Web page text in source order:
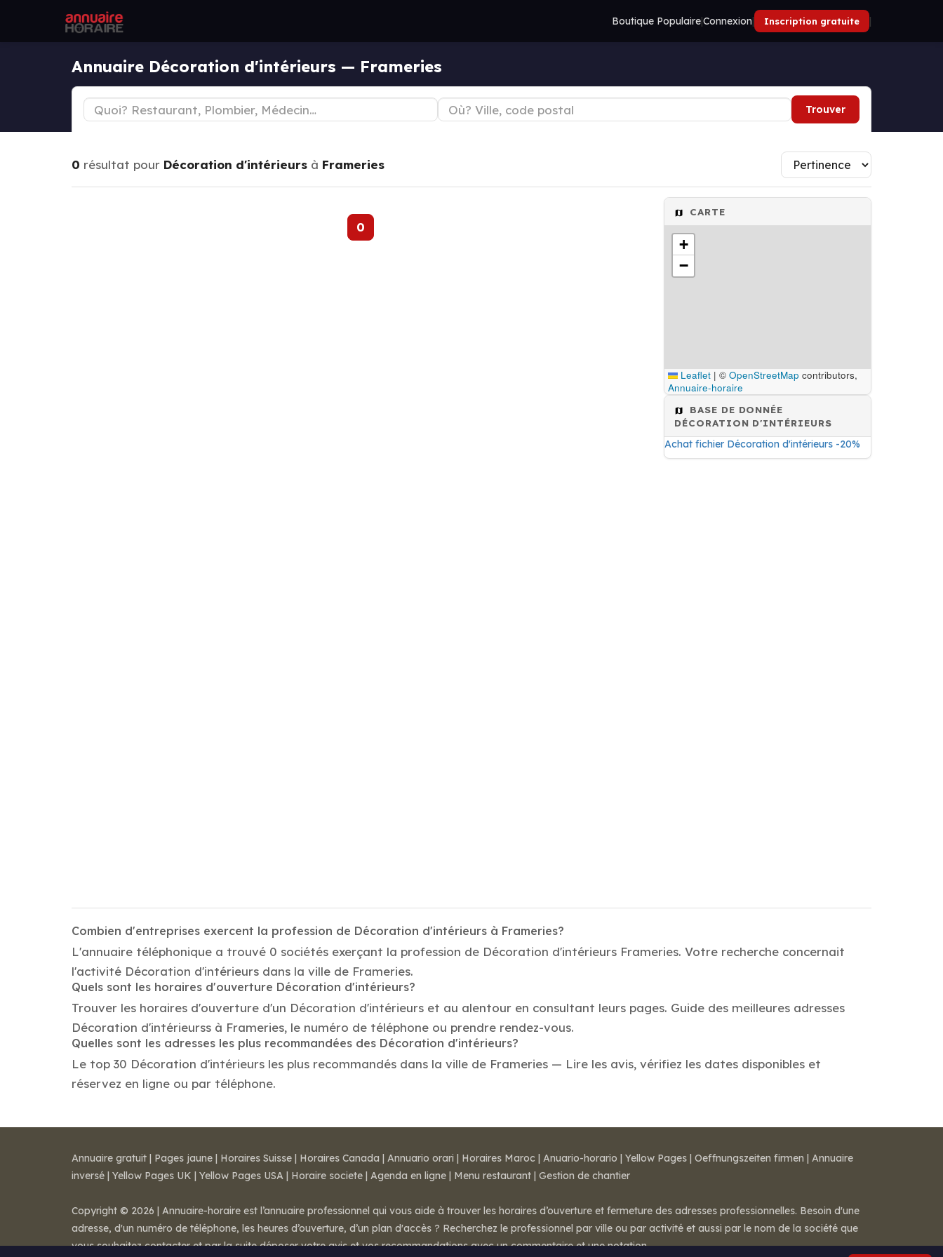
Boutique Populaire|Connexion| Inscription gratuite |
Annuaire Décoration d'intérieurs — Frameries
Trouver
0 résultat pour Décoration d'intérieurs à Frameries
0
CARTE
+
−
Leaflet | © OpenStreetMap contributors,
Annuaire-horaire
BASE DE DONNÉE
DÉCORATION D'INTÉRIEURS
Achat fichier Décoration d'intérieurs -20%
Combien d'entreprises exercent la profession de Décoration d'intérieurs à Frameries?
L'annuaire téléphonique a trouvé 0 sociétés exerçant la profession de Décoration d'intérieurs Frameries. Votre recherche concernait
l'activité Décoration d'intérieurs dans la ville de Frameries.
Quels sont les horaires d'ouverture Décoration d'intérieurs?
Trouver les horaires d'ouverture d'un Décoration d'intérieurs et au alentour en consultant leurs pages. Guide des meilleures adresses
Décoration d'intérieurss à Frameries, le numéro de téléphone ou prendre rendez-vous.
Quelles sont les adresses les plus recommandées des Décoration d'intérieurs?
Le top 30 Décoration d'intérieurs les plus recommandés dans la ville de Frameries — Lire les avis, vérifiez les dates disponibles et
réservez en ligne ou par téléphone.
Annuaire gratuit | Pages jaune | Horaires Suisse | Horaires Canada | Annuario orari | Horaires Maroc | Anuario-horario | Yellow Pages | Oeffnungszeiten firmen | Annuaire
inversé | Yellow Pages UK | Yellow Pages USA | Horaire societe | Agenda en ligne | Menu restaurant | Gestion de chantier
Copyright © 2026 | Annuaire-horaire est l’annuaire professionnel qui vous aide à trouver les horaires d’ouverture et fermeture des adresses professionnelles. Besoin d'une
adresse, d'un numéro de téléphone, les heures d’ouverture, d’un plan d'accès ? Recherchez le professionnel par ville ou par activité et aussi par le nom de la société que
vous souhaitez contacter et par la suite déposer votre avis et vos recommandations avec un commentaire et une notation.